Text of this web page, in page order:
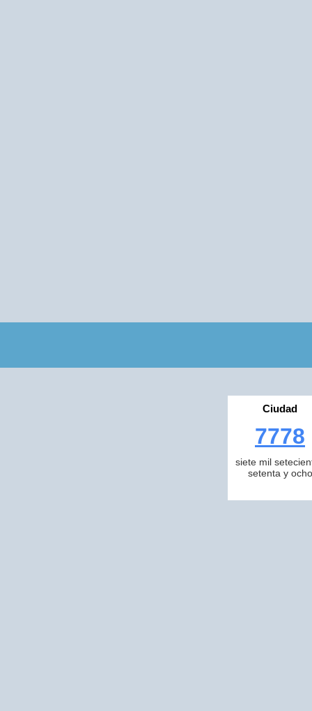
Ciudad
7778
siete mil
setenta y ocho